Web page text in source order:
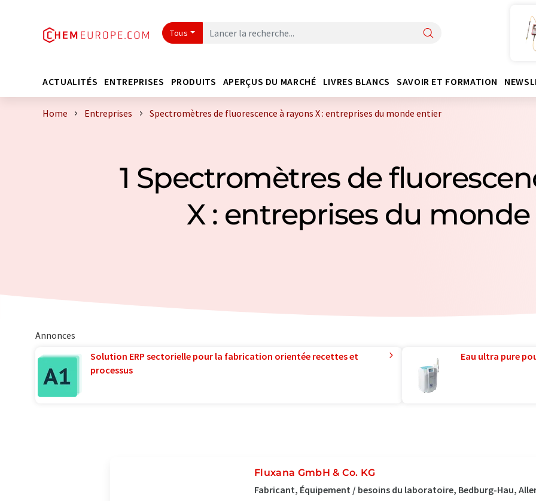
Tous
ACTUALITÉS ENTREPRISES PRODUITS APERÇUS DU MARCHÉ LIVRES BLANCS SAVOIR ET FORMATION
Home Entreprises Spectromètres de fluorescence à rayons X : entreprises du monde entier
1 Spectromètres de
X : entreprises du
Annonces
Solution ERP sectorielle pour la fabrication orientée recettes et
processus
Eau ultra pure
Fluxana GmbH & Co. KG
Fabricant, Équipement / besoins du laboratoire, Bedburg-Hau,